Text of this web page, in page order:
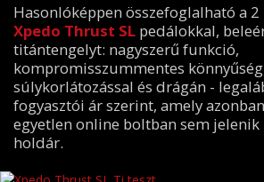
Hasonlóképpen összefoglalható a
Xpedo Thrust SLpedálokkal,
titántengelyt: nagyszerű funkció,
kompromisszummentes
súlykorlátozással és drágán -
fogyasztói ár szerint, amely
egyetlen online boltban sem jelenik
holdár.